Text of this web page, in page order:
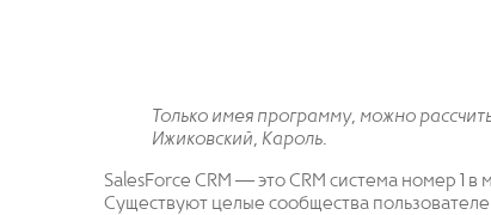
Только имея программу, можно
Ижиковский, Кароль.
SalesForce CRM — это CRM система номер 1
Существуют целые сообщества